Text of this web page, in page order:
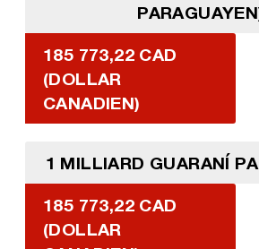
185 773,22 CAD
(DOLLAR
CANADIEN)
1 MILLIARD GUARANÍ
185 773,22 CAD
(DOLLAR